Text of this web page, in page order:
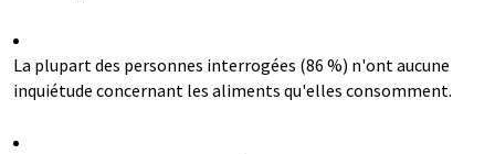
La plupart des personnes interrogées (86 %) n'ont aucune
inquiétude concernant les aliments qu'elles consomment.